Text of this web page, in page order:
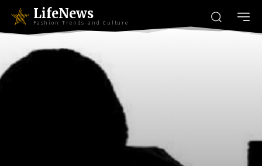
LifeNews
Fashion Trends and Culture